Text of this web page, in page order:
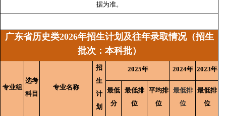
据为准。
广东省历史类2026年招生计划及往年录取情况（招生
批次：本科批）
专业组
选考
科目
专业名称
招
生
计
划
2025年 2024年 2023年
最低
分
最低排
位
平均排
位
最低排
位
最低排
位